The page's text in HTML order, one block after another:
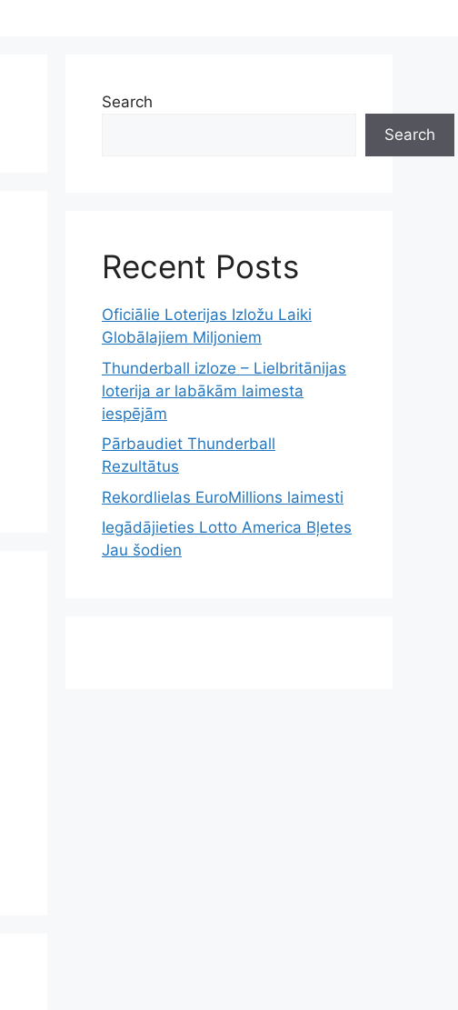
Search
Search
Recent Posts
Oficiālie Loterijas Izložu Laiki
Globālajiem Miljoniem
Thunderball izloze – Lielbritānijas
loterija ar labākām laimesta
iespējām
Pārbaudiet Thunderball
Rezultātus
Rekordlielas EuroMillions laimesti
Iegādājieties Lotto America Bļetes
Jau šodien